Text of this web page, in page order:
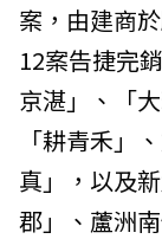
案，由建商
12案告捷完
京湛」、「
「耕青禾」
真」，以及
郡」、蘆洲